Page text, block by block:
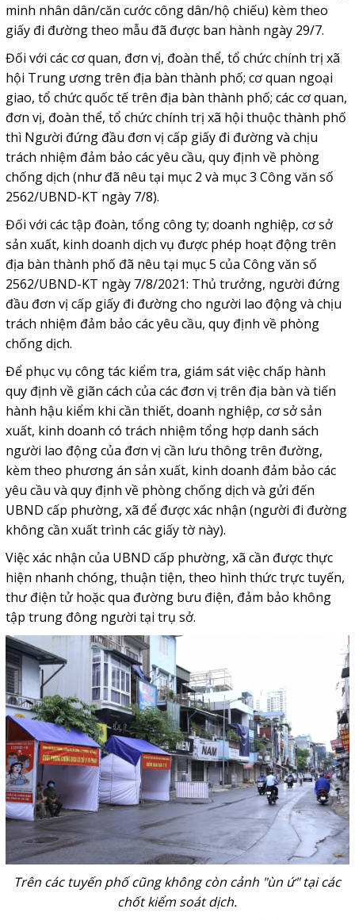
minh nhân dân/căn cước công dân/hộ chiếu) kèm theo
giấy đi đường theo mẫu đã được ban hành ngày 29/7.
Đối với các cơ quan, đơn vị, đoàn thể, tổ chức chính trị xã
hội Trung ương trên địa bàn thành phố; cơ quan ngoại
giao, tổ chức quốc tế trên địa bàn thành phố; các cơ quan,
đơn vị, đoàn thể, tổ chức chính trị xã hội thuộc thành phố
thì Người đứng đầu đơn vị cấp giấy đi đường và chịu
trách nhiệm đảm bảo các yêu cầu, quy định về phòng
chống dịch (như đã nêu tại mục 2 và mục 3 Công văn số
2562/UBND-KT ngày 7/8).
Đối với các tập đoàn, tổng công ty; doanh nghiệp, cơ sở
sản xuất, kinh doanh dịch vụ được phép hoạt động trên
địa bàn thành phố đã nêu tại mục 5 của Công văn số
2562/UBND-KT ngày 7/8/2021: Thủ trưởng, người đứng
đầu đơn vị cấp giấy đi đường cho người lao động và chịu
trách nhiệm đảm bảo các yêu cầu, quy định về phòng
chống dịch.
Để phục vụ công tác kiểm tra, giám sát việc chấp hành
quy định về giãn cách của các đơn vị trên địa bàn và tiến
hành hậu kiểm khi cần thiết, doanh nghiệp, cơ sở sản
xuất, kinh doanh có trách nhiệm tổng hợp danh sách
người lao động của đơn vị cần lưu thông trên đường,
kèm theo phương án sản xuất, kinh doanh đảm bảo các
yêu cầu và quy định về phòng chống dịch và gửi đến
UBND cấp phường, xã để được xác nhận (người đi đường
không cần xuất trình các giấy tờ này).
Việc xác nhận của UBND cấp phường, xã cần được thực
hiện nhanh chóng, thuận tiện, theo hình thức trực tuyến,
thư điện tử hoặc qua đường bưu điện, đảm bảo không
tập trung đông người tại trụ sở.
Trên các tuyến phố cũng không còn cảnh "ùn ứ" tại các
chốt kiểm soát dịch.